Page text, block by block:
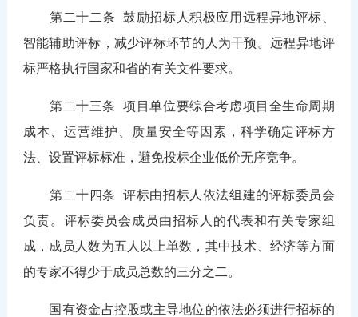
第二十二条鼓励招标人积极应用远程异地评标、
智能辅助评标，减少评标环节的人为干预。远程异地评
标严格执行国家和省的有关文件要求。
第二十三条项目单位要综合考虑项目全生命周期
成本、运营维护、质量安全等因素，科学确定评标方
法、设置评标标准，避免投标企业低价无序竞争。
第二十四条评标由招标人依法组建的评标委员会
负责。评标委员会成员由招标人的代表和有关专家组
成，成员人数为五人以上单数，其中技术、经济等方面
的专家不得少于成员总数的三分之二。
国有资金占控股或主导地位的依法必须进行招标的